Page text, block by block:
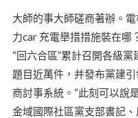
大師的事大師磋商著辦。
力car 充電舉措措施裝在哪
“回六合區”累計召開各級
題目近萬件，并發布黨建
商討事系統。“此刻可以說
金域國際社區黨支部書記